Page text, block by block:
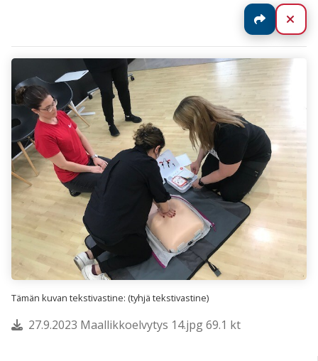
Jaa
Tämän kuvan tekstivastine: (tyhjä tekstivastine)
27.9.2023 Maallikkoelvytys 14.jpg 69.1 kt